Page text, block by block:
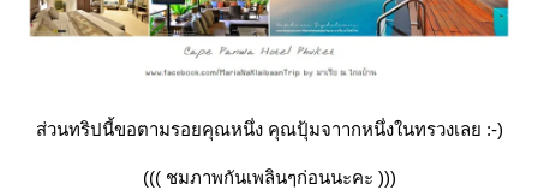
ส่วนทริปนี้ขอตามรอยคุณหนึ่ง คุณปุ้มจาากหนึ่งในทรวงเลย :-)
((( ชมภาพกันเพลินๆก่อนนะคะ )))